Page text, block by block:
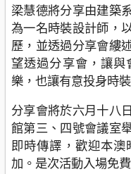
梁慧德將分享由建築
為一名時裝設計師，
歷，並透過分享會縷
望透過分享會，讓
樂，也讓有意投身時
分享會將於六月十八
館第三、四號會議室
即時傳譯，歡迎本
加。是次活動入場免